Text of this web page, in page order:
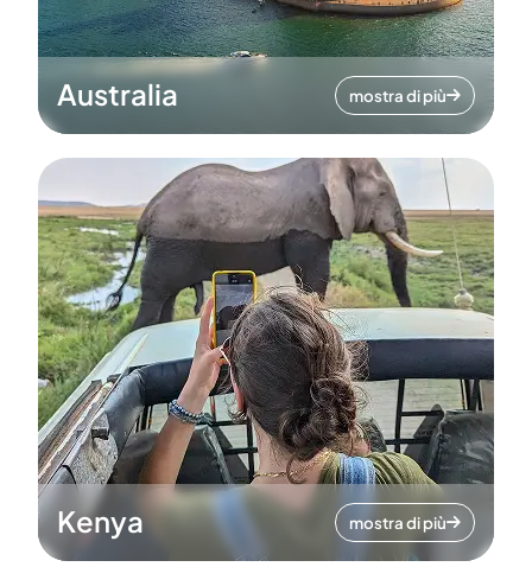
Australia mostra di più
Kenya mostra di più